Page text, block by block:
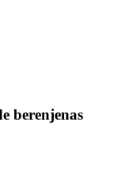
berenjenas